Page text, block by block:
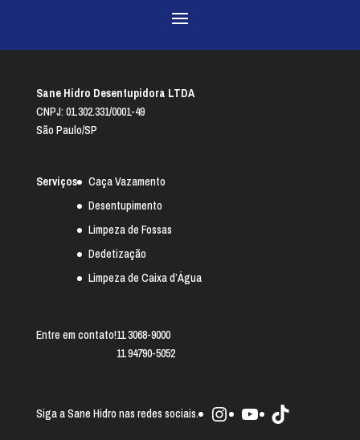
Sane Hidro Desentupidora LTDA
CNPJ: 01.302.331/0001-49
São Paulo/SP
Serviços
Caça Vazamento
Desentupimento
Limpeza de Fossas
Dedetização
Limpeza de Caixa d’Água
Entre em contato!11 3068-9000
11 94790-5052
Siga a Sane Hidro nas redes sociais. Instagram
YoutubeTikTok